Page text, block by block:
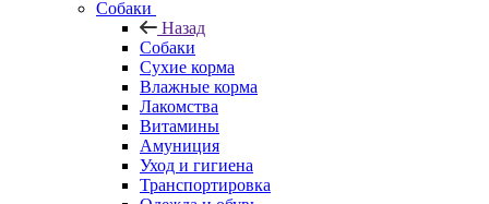
Собаки
Назад
Собаки
Сухие корма
Влажные корма
Лакомства
Витамины
Амуниция
Уход и гигиена
Транспортировка